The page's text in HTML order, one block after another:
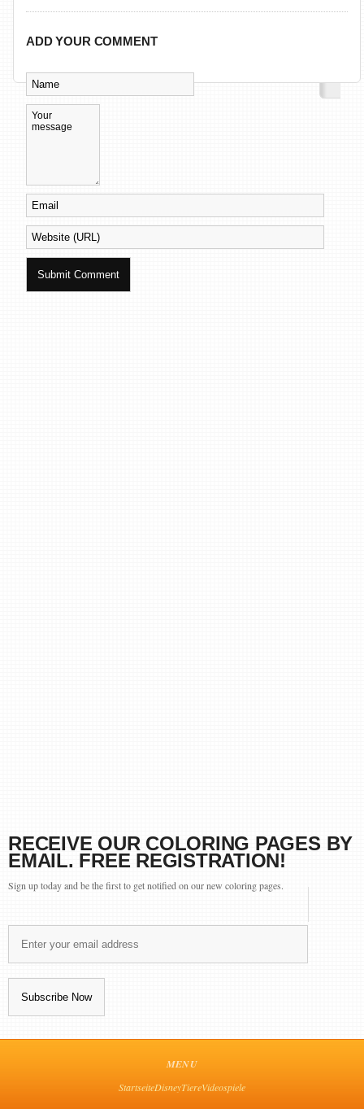
ADD YOUR COMMENT
RECEIVE OUR COLORING PAGES BY
EMAIL. FREE REGISTRATION!
Sign up today and be the first to get notified on our new coloring pages.
MENU
StartseiteDisneyTiereVideospiele